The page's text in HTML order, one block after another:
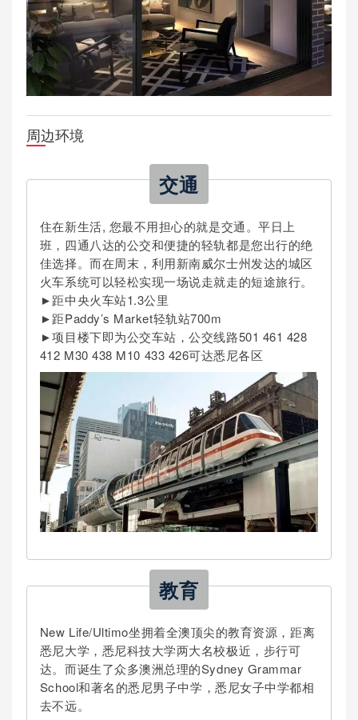
周边环境
交通
住在新生活, 您最不用担心的就是交通。平日上
班，四通八达的公交和便捷的轻轨都是您出行的绝
佳选择。而在周末，利用新南威尔士州发达的城区
火车系统可以轻松实现一场说走就走的短途旅行。
►距中央火车站1.3公里
►距Paddy’s Market轻轨站700m
►项目楼下即为公交车站，公交线路501 461 428
412 M30 438 M10 433 426可达悉尼各区
教育
New Life/Ultimo坐拥着全澳顶尖的教育资源，距离
悉尼大学，悉尼科技大学两大名校极近，步行可
达。而诞生了众多澳洲总理的Sydney Grammar
School和著名的悉尼男子中学，悉尼女子中学都相
去不远。